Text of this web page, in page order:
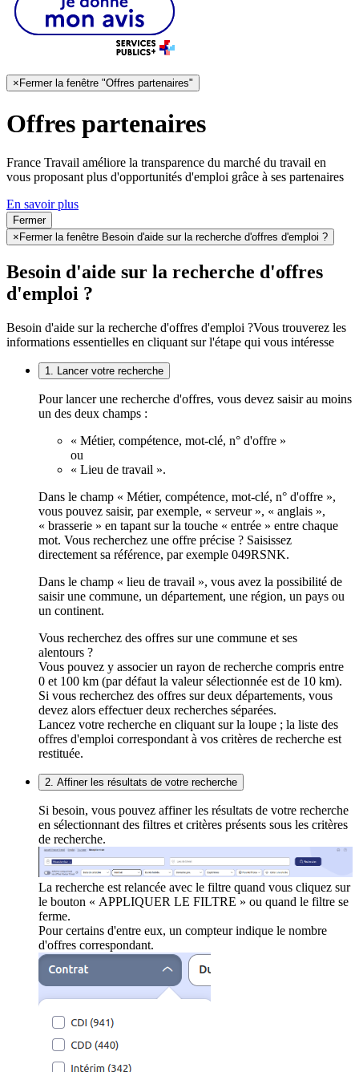
× Fermer la fenêtre "Offres partenaires"
Offres partenaires
France Travail améliore la transparence du marché du travail en
vous proposant plus d'opportunités d'emploi grâce à ses partenaires
En savoir plus
Fermer
× Fermer la fenêtre Besoin d'aide sur la recherche d'offres d'emploi ?
Besoin d'aide sur la recherche d'offres
d'emploi ?
Besoin d'aide sur la recherche d'offres d'emploi ?Vous trouverez les
informations essentielles en cliquant sur l'étape qui vous intéresse
1. Lancer votre recherche
Pour lancer une recherche d'offres, vous devez saisir au moins
un des deux champs :
« Métier, compétence, mot-clé, n° d'offre »
ou
« Lieu de travail ».
Dans le champ « Métier, compétence, mot-clé, n° d'offre »,
vous pouvez saisir, par exemple, « serveur », « anglais »,
« brasserie » en tapant sur la touche « entrée » entre chaque
mot. Vous recherchez une offre précise ? Saisissez
directement sa référence, par exemple 049RSNK.
Dans le champ « lieu de travail », vous avez la possibilité de
saisir une commune, un département, une région, un pays ou
un continent.
Vous recherchez des offres sur une commune et ses
alentours ?
Vous pouvez y associer un rayon de recherche compris entre
0 et 100 km (par défaut la valeur sélectionnée est de 10 km).
Si vous recherchez des offres sur deux départements, vous
devez alors effectuer deux recherches séparées.
Lancez votre recherche en cliquant sur la loupe ; la liste des
offres d'emploi correspondant à vos critères de recherche est
restituée.
2. Affiner les résultats de votre recherche
Si besoin, vous pouvez affiner les résultats de votre recherche
en sélectionnant des filtres et critères présents sous les critères
de recherche.
La recherche est relancée avec le filtre quand vous cliquez sur
le bouton « APPLIQUER LE FILTRE » ou quand le filtre se
ferme.
Pour certains d'entre eux, un compteur indique le nombre
d'offres correspondant.